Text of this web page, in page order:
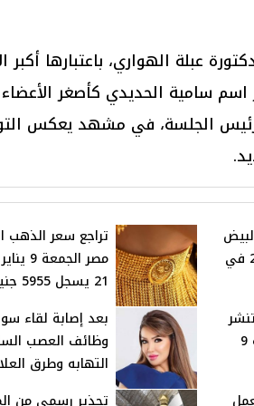
عبلة الهواري، باعتبارها أكبر
اسم سامية الحديدي كأصغر
الجلسة، في مشهد يعكس
اليوم الجمعة 9 يناير 2026 في
تراجع سعر الذهب
21 يسجل 5955 جنيهًا
سعر الدولار اليوم الجمعة 9
بعد إصابة لقاء
وظائف العصب
التهابه وطرق